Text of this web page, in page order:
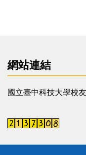
網站連結
國立臺中科技大學校